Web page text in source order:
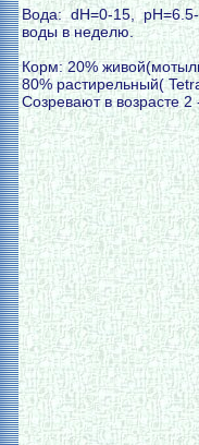
Вода: dH=0-15,
воды в неделю.
Корм: 20%
80% растирельный(
Созревают в возрасте 2